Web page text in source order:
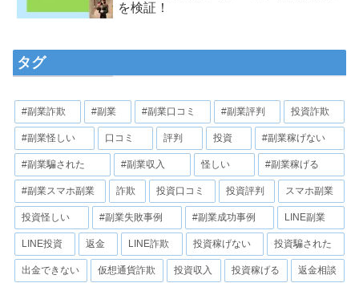
を検証！
タグ
#副業詐欺 #副業 #副業口コミ #副業評判 投資詐欺
#副業怪しい 口コミ 評判 投資 #副業稼げない
#副業騙された #副業収入 怪しい #副業稼げる
#副業スマホ副業 詐欺 投資口コミ 投資評判 スマホ副業
投資怪しい #副業失敗事例 #副業成功事例 LINE副業
LINE投資 返金 LINE詐欺 投資稼げない 投資騙された
出金できない 仮想通貨詐欺 投資収入 投資稼げる 返金相談